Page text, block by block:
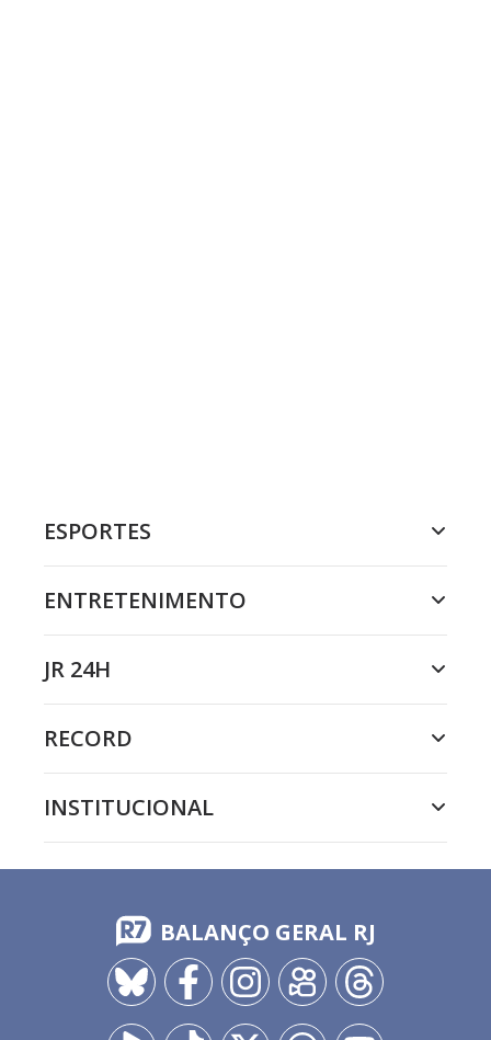
ESPORTES
ENTRETENIMENTO
JR 24H
RECORD
INSTITUCIONAL
BALANÇO GERAL RJ